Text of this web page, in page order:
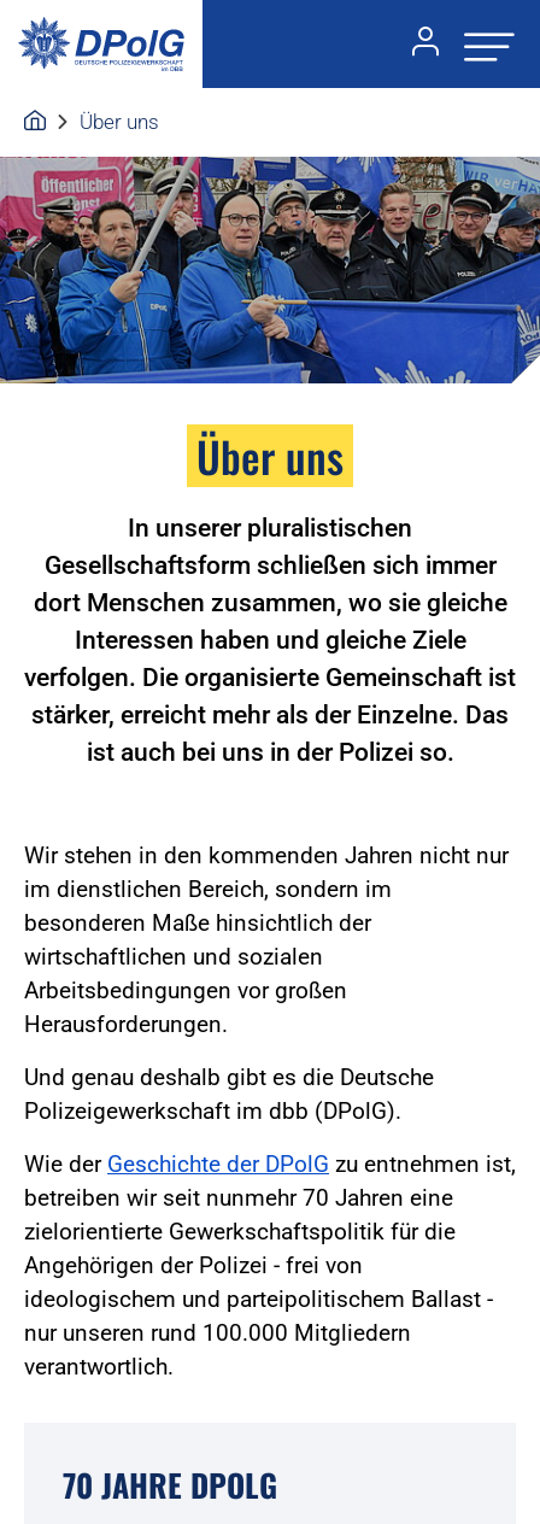
Über uns
Über uns
In unserer pluralistischen
Gesellschaftsform schließen sich immer
dort Menschen zusammen, wo sie gleiche
Interessen haben und gleiche Ziele
verfolgen. Die organisierte Gemeinschaft ist
stärker, erreicht mehr als der Einzelne. Das
ist auch bei uns in der Polizei so.
Wir stehen in den kommenden Jahren nicht nur
im dienstlichen Bereich, sondern im
besonderen Maße hinsichtlich der
wirtschaftlichen und sozialen
Arbeitsbedingungen vor großen
Herausforderungen.
Und genau deshalb gibt es die Deutsche
Polizeigewerkschaft im dbb (DPolG).
Wie der Geschichte der DPolG zu entnehmen ist,
betreiben wir seit nunmehr 70 Jahren eine
zielorientierte Gewerkschaftspolitik für die
Angehörigen der Polizei - frei von
ideologischem und parteipolitischem Ballast -
nur unseren rund 100.000 Mitgliedern
verantwortlich.
70 JAHRE DPOLG